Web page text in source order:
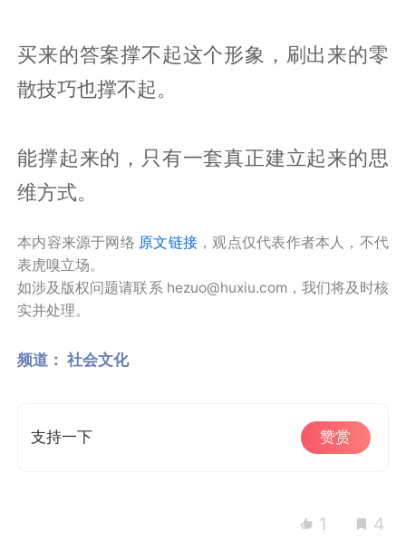
买来的答案撑不起这个形象，刷出来的零
散技巧也撑不起。
能撑起来的，只有一套真正建立起来的思
维方式。
本内容来源于网络 原文链接 ，观点仅代表作者本人，不代
表虎嗅立场。
如涉及版权问题请联系 hezuo@huxiu.com，我们将及时核
实并处理。
频道： 社会文化
支持一下 赞赏
1 4